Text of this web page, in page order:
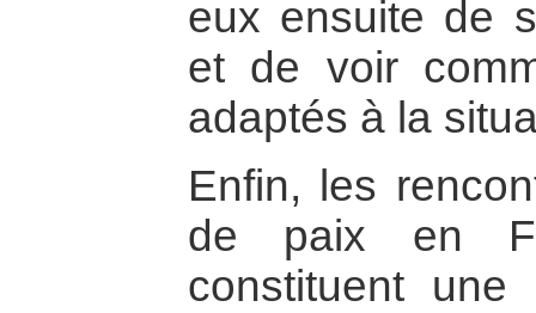
eux ensuite de
et de voir
adaptés à la
Enfin, les
de paix en
constituent